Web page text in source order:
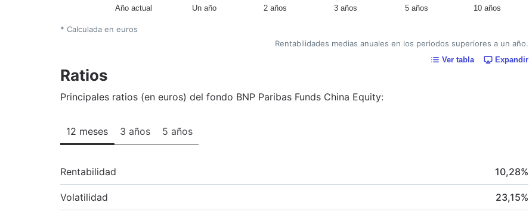
Año actual Un año 2 años 3 años 5 años 10 años
* Calculada en euros
Rentabilidades medias anuales en los periodos superiores a un año.
Ver tabla Expandir
Ratios
Principales ratios (en euros) del fondo BNP Paribas Funds China Equity:
12 meses 3 años 5 años
Rentabilidad 10,28%
Volatilidad 23,15%